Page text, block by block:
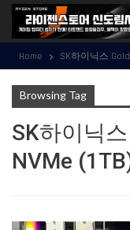
Home SK하이닉스 Gold
Browsing Tag
SK하이닉
NVMe